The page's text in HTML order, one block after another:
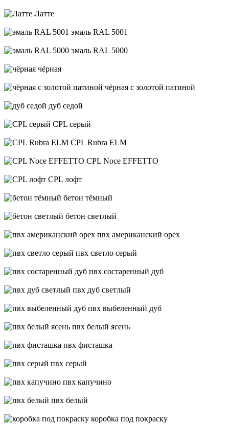
Латте
эмаль RAL 5001
эмаль RAL 5000
чёрная
чёрная с золотой патиной
дуб седой
CPL серый
CPL Rubra ELM
CPL Noce EFFETTO
CPL лофт
бетон тёмный
бетон светлый
пвх американский орех
пвх светло серый
пвх состаренный дуб
пвх дуб светлый
пвх выбеленный дуб
пвх белый ясень
пвх фисташка
пвх серый
пвх капучино
пвх белый
коробка под покраску